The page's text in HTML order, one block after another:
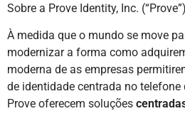
Sobre a Prove Identity, Inc. (“Prove”)
À medida que o mundo se move
modernizar a forma como
moderna de as empresas
de identidade centrada no
Prove oferecem soluções